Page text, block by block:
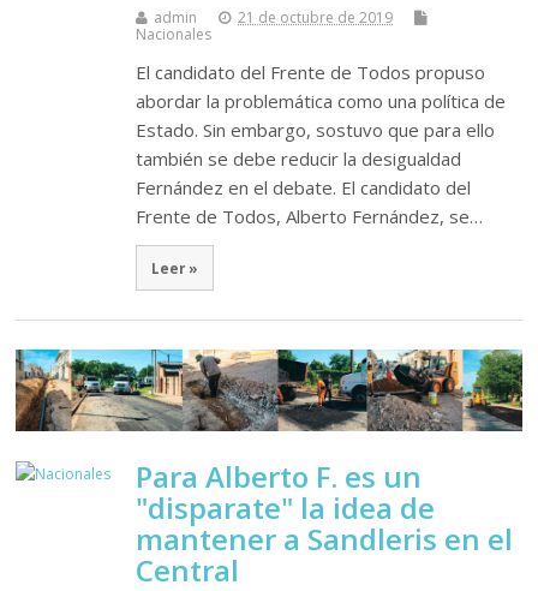
admin
21 de octubre de 2019
Nacionales
El candidato del Frente de Todos propuso
abordar la problemática como una política de
Estado. Sin embargo, sostuvo que para ello
también se debe reducir la desigualdad
Fernández en el debate. El candidato del
Frente de Todos, Alberto Fernández, se…
Leer »
Para Alberto F. es un
"disparate" la idea de
mantener a Sandleris en el
Central